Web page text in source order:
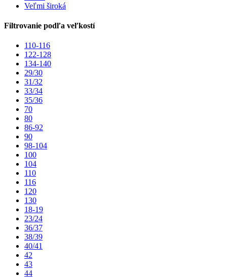
Veľmi široká
Filtrovanie podľa veľkostí
110-116
122-128
134-140
29/30
31/32
33/34
35/36
70
80
86-92
90
98-104
100
104
110
116
120
130
18-19
23/24
36/37
38/39
40/41
42
43
44